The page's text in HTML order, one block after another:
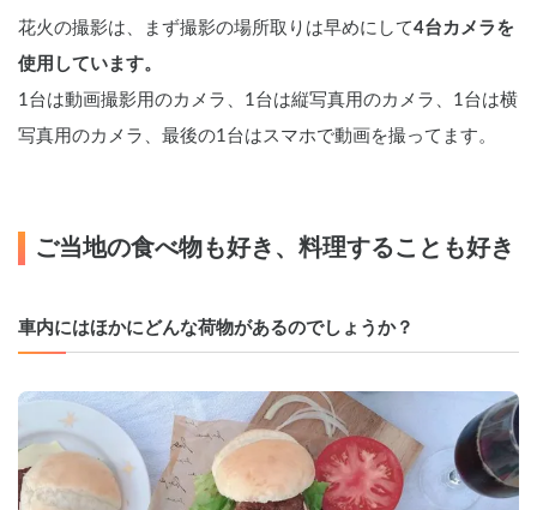
花火の撮影は、まず撮影の場所取りは早めにして4台カメラを
使用しています。
1台は動画撮影用のカメラ、1台は縦写真用のカメラ、1台は横
写真用のカメラ、最後の1台はスマホで動画を撮ってます。
ご当地の食べ物も好き、料理することも好き
車内にはほかにどんな荷物があるのでしょうか？